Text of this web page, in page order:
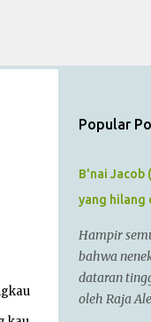
Popular
B'nai Jacob
yang hilang
Hampir
bahwa
dataran
oleh Raja